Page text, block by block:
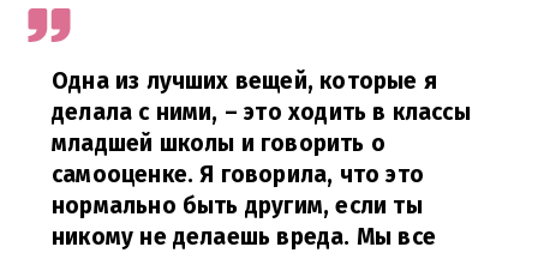
Одна из лучших вещей, которые я
делала с ними, – это ходить в классы
младшей школы и говорить о
самооценке. Я говорила, что это
нормально быть другим, если ты
никому не делаешь вреда. Мы все